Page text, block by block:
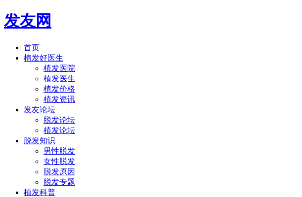
发友网
首页
植发好医生
植发医院
植发医生
植发价格
植发资讯
发友论坛
脱发论坛
植发论坛
脱发知识
男性脱发
女性脱发
脱发原因
脱发专题
植发科普